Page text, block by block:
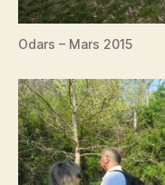
Odars – Mars 2015